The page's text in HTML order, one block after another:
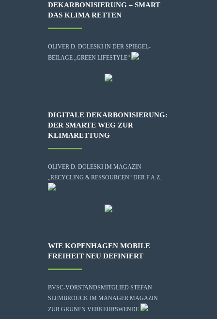
DEKARBONISIERUNG – SMART
DAS KLIMA RETTEN
OLIVER D. DOLESKI IN DER SPIEGEL-
BEILAGE „GREEN LIFESTYLE“
DIGITALE DEKARBONISIERUNG:
DER SMARTE WEG ZUR
KLIMARETTUNG
OLIVER D. DOLESKI IM MAGAZIN
„RECYCLING & RESSOURCEN“ DER F.A.Z.
WIE KOPENHAGEN MOBILE
FREIHEIT NEU DEFINIERT
BVSC-VORSTANDSMITGLIED STEFAN
SLEMBROUCK IM MANAGER MAGAZIN
ZUR GRÜNEN VERKEHRSWENDE